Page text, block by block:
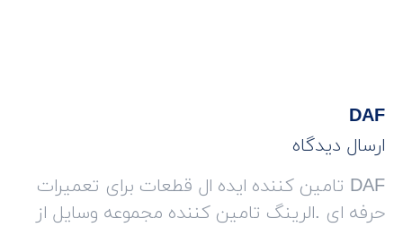
DAF
ارسال دیدگاه
DAF تامین کننده ایده ال قطعات برای تعمیرات
حرفه ای .الرینگ تامین کننده مجموعه وسایل از